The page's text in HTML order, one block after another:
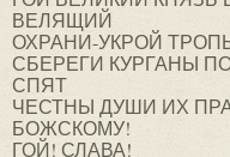
ВЕЛЯЩИЙ
ОХРАНИ-УКРОЙ
СБЕРЕГИ КУРГАНЫ
СПЯТ
ЧЕСТНЫ ДУШИ ИХ
БОЖСКОМУ!
ГОЙ! СЛАВА!